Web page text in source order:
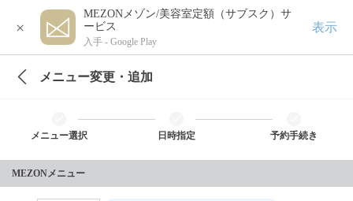
×
MEZONメゾン/美容室定額（サブスク）サ
ービス
入手 - Google Play
表示
メニュー変更・追加
メニュー選択 日時指定 予約手続き
MEZONメニュー